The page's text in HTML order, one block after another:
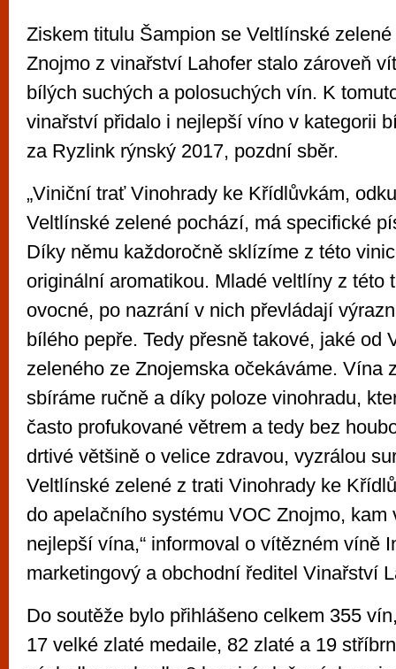
Ziskem titulu Šampion se Veltlínské
Znojmo z vinařství Lahofer stalo zároveň
bílých suchých a polosuchých vín. K
vinařství přidalo i nejlepší víno v kategorii
za Ryzlink rýnský 2017, pozdní sběr.
„Viniční trať Vinohrady ke Křídlůvkám,
Veltlínské zelené pochází, má specifické
Díky němu každoročně sklízíme z této
originální aromatikou. Mladé veltlíny z této
ovocné, po nazrání v nich převládají
bílého pepře. Tedy přesně takové, jaké od
zeleného ze Znojemska očekáváme. Vína
sbíráme ručně a díky poloze vinohradu,
často profukované větrem a tedy bez
drtivé většině o velice zdravou, vyzrálou
Veltlínské zelené z trati Vinohrady ke
do apelačního systému VOC Znojmo, kam
nejlepší vína,“ informoval o vítězném víně
marketingový a obchodní ředitel Vinařství
Do soutěže bylo přihlášeno celkem 355
17 velké zlaté medaile, 82 zlaté a 19